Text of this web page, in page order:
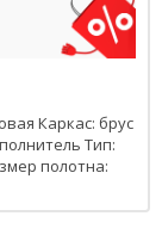
Каркас: брус
Тип:
полотна: